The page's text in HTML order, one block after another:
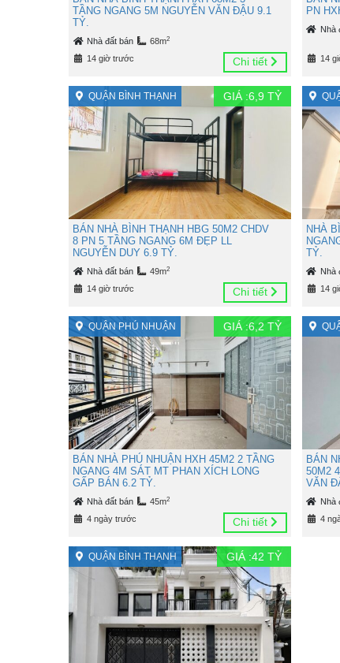
TẦNG NGANG 5M NGUYỄN VĂN ĐẬU 9.1
TỶ.
Nhà đất bán 68m2
14 giờ trước Chi tiết
PN
Nhà
14
QUẬN BÌNH THẠNH GIÁ :6,9 TỶ
BÁN NHÀ BÌNH THẠNH HBG 50M2 CHDV
8 PN 5 TẦNG NGANG 6M ĐẸP LL
NGUYỄN DUY 6.9 TỶ.
Nhà đất bán 49m2
14 giờ trước Chi tiết
NHÀ
TỶ.
Nhà
14
QUẬN PHÚ NHUẬN GIÁ :6,2 TỶ
BÁN NHÀ PHÚ NHUẬN HXH 45M2 2 TẦNG
NGANG 4M SÁT MT PHAN XÍCH LONG
GẤP BÁN 6.2 TỶ.
Nhà đất bán 45m2
4 ngày trước Chi tiết
BÁN
50M2
VĂN
Nhà
4
QUẬN BÌNH THẠNH GIÁ :42 TỶ